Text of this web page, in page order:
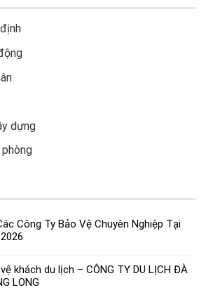
dựng
phòng
Công Ty Bảo Vệ Chuyên Nghiệp Tại
khách du lịch – CÔNG TY DU LỊCH ĐÀ
LONG